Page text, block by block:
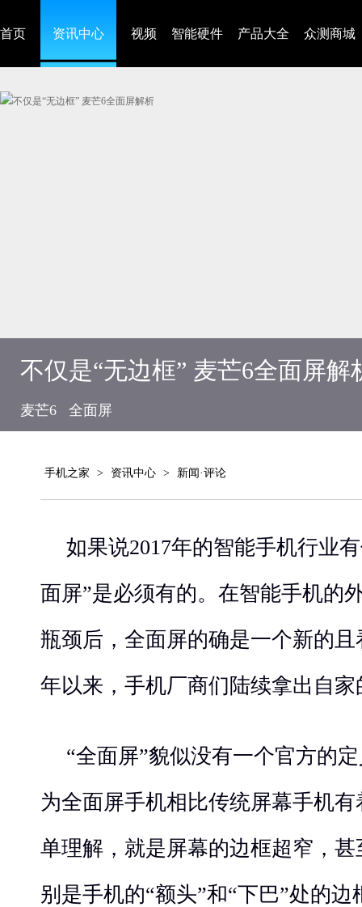
首页 资讯中心 视频 智能硬件 产品大全 众测商城
不仅是“无边框” 麦芒6全面屏解
麦芒6 全面屏
手机之家 > 资讯中心 > 新闻·评论
如果说2017年的智能手机行业
面屏”是必须有的。在智能手机的
瓶颈后，全面屏的确是一个新的
年以来，手机厂商们陆续拿出自
“全面屏”貌似没有一个官方的
为全面屏手机相比传统屏幕手机
单理解，就是屏幕的边框超窄，
别是手机的“额头”和“下巴”处的